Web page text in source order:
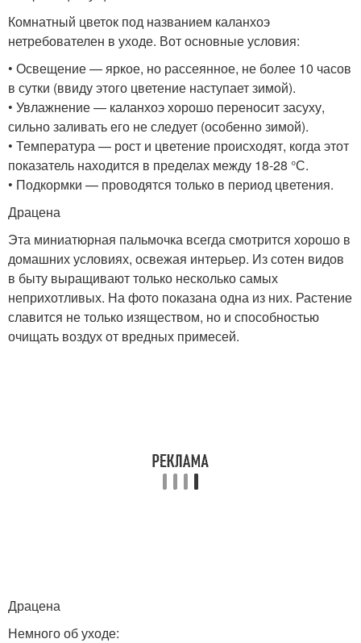
Комнатный цветок под названием каланхоэ
нетребователен в уходе. Вот основные условия:
• Освещение — яркое, но рассеянное, не более 10 часов
в сутки (ввиду этого цветение наступает зимой).
• Увлажнение — каланхоэ хорошо переносит засуху,
сильно заливать его не следует (особенно зимой).
• Температура — рост и цветение происходят, когда этот
показатель находится в пределах между 18-28 °С.
• Подкормки — проводятся только в период цветения.
Драцена
Эта миниатюрная пальмочка всегда смотрится хорошо в
домашних условиях, освежая интерьер. Из сотен видов
в быту выращивают только несколько самых
неприхотливых. На фото показана одна из них. Растение
славится не только изяществом, но и способностью
очищать воздух от вредных примесей.
Драцена
Немного об уходе: